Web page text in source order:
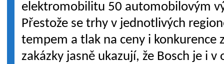
elektromobilitu 50 automobilovým
Přestože se trhy v jednotlivých
tempem a tlak na ceny i konkurence
zakázky jasně ukazují, že Bosch je i